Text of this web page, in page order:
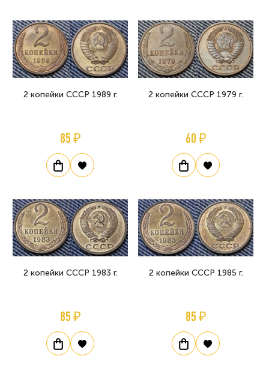
2 копейки СССР 1989 г.
85 ₽
2 копейки СССР 1979 г.
60 ₽
2 копейки СССР 1983 г.
85 ₽
2 копейки СССР 1985 г.
85 ₽